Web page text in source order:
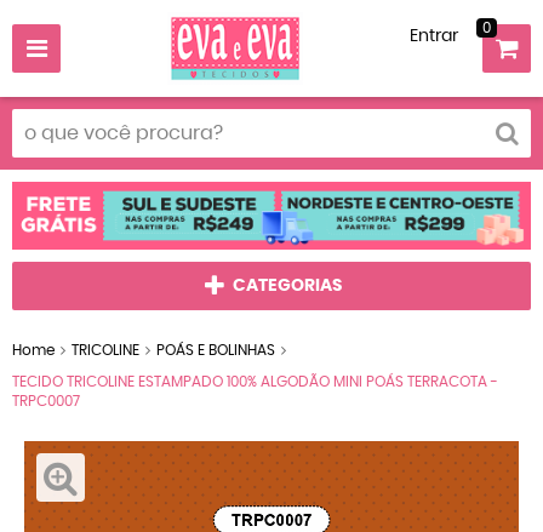
Entrar 0
CATEGORIAS
Home TRICOLINE POÁS E BOLINHAS
TECIDO TRICOLINE ESTAMPADO 100% ALGODÃO MINI POÁS TERRACOTA -
TRPC0007